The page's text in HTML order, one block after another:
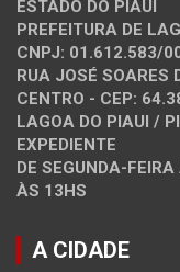
ESTADO DO PIAUÍ
PREFEITURA DE
CNPJ: 01.612.583/
RUA JOSÉ SOARES
CENTRO - CEP:
LAGOA DO PIAUI / PI
EXPEDIENTE
DE SEGUNDA-
ÀS 13HS
A CIDADE